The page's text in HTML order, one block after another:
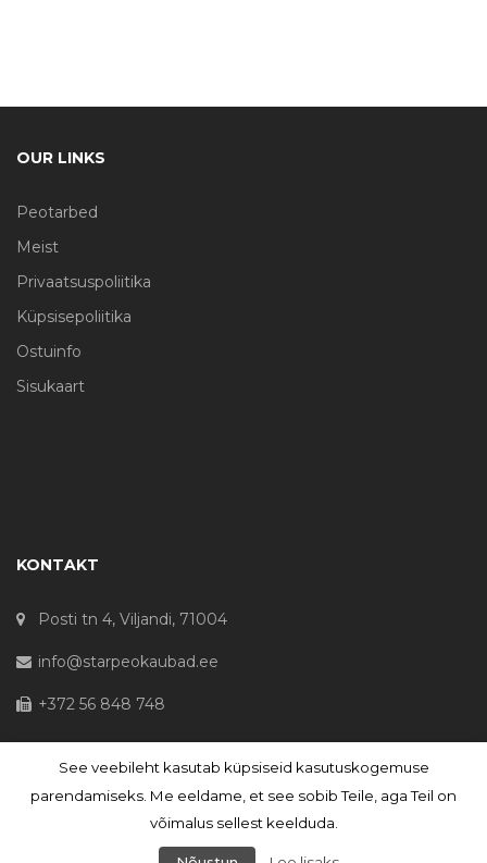
OUR LINKS
Peotarbed
Meist
Privaatsuspoliitika
Küpsisepoliitika
Ostuinfo
Sisukaart
KONTAKT
Posti tn 4, Viljandi, 71004
info@starpeokaubad.ee
+372 56 848 748
© Haljaste OÜ 2020 - Registrikood 10645867
See veebileht kasutab küpsiseid kasutuskogemuse
parendamiseks. Me eeldame, et see sobib Teile, aga Teil on
võimalus sellest keelduda.